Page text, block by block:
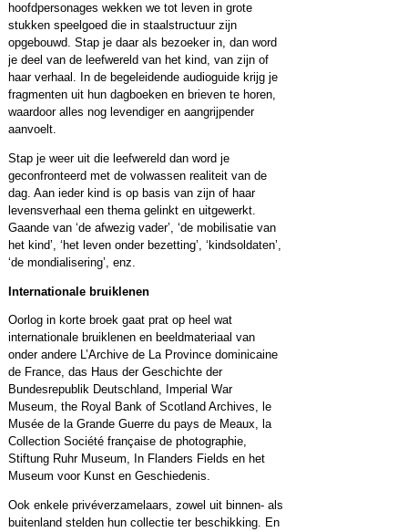
hoofdpersonages wekken we tot leven in grote
stukken speelgoed die in staalstructuur zijn
opgebouwd. Stap je daar als bezoeker in, dan word
je deel van de leefwereld van het kind, van zijn of
haar verhaal. In de begeleidende audioguide krijg je
fragmenten uit hun dagboeken en brieven te horen,
waardoor alles nog levendiger en aangrijpender
aanvoelt.
Stap je weer uit die leefwereld dan word je
geconfronteerd met de volwassen realiteit van de
dag. Aan ieder kind is op basis van zijn of haar
levensverhaal een thema gelinkt en uitgewerkt.
Gaande van ‘de afwezig vader’, ‘de mobilisatie van
het kind’, ‘het leven onder bezetting’, ‘kindsoldaten’,
‘de mondialisering’, enz.
Internationale bruiklenen
Oorlog in korte broek gaat prat op heel wat
internationale bruiklenen en beeldmateriaal van
onder andere L’Archive de La Province dominicaine
de France, das Haus der Geschichte der
Bundesrepublik Deutschland, Imperial War
Museum, the Royal Bank of Scotland Archives, le
Musée de la Grande Guerre du pays de Meaux, la
Collection Société française de photographie,
Stiftung Ruhr Museum, In Flanders Fields en het
Museum voor Kunst en Geschiedenis.
Ook enkele privéverzamelaars, zowel uit binnen- als
buitenland stelden hun collectie ter beschikking. En